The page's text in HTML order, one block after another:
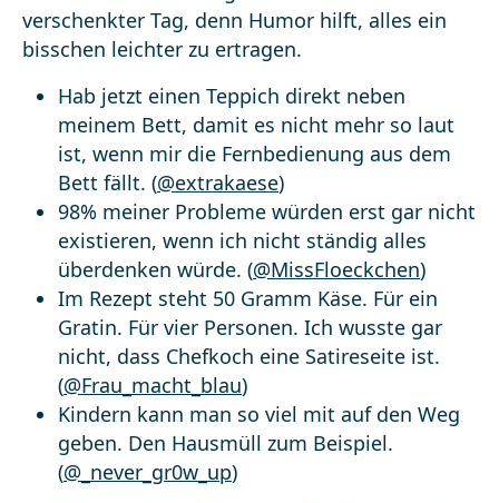
verschenkter Tag, denn Humor hilft, alles ein
bisschen leichter zu ertragen.
Hab jetzt einen Teppich direkt neben
meinem Bett, damit es nicht mehr so laut
ist, wenn mir die Fernbedienung aus dem
Bett fällt. (@extrakaese)
98% meiner Probleme würden erst gar nicht
existieren, wenn ich nicht ständig alles
überdenken würde. (@MissFloeckchen)
Im Rezept steht 50 Gramm Käse. Für ein
Gratin. Für vier Personen. Ich wusste gar
nicht, dass Chefkoch eine Satireseite ist.
(@Frau_macht_blau)
Kindern kann man so viel mit auf den Weg
geben. Den Hausmüll zum Beispiel.
(@_never_gr0w_up)